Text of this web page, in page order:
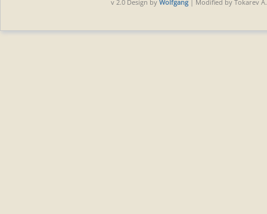
v 2.0 Design by Wolfgang | Modified by Tokarev